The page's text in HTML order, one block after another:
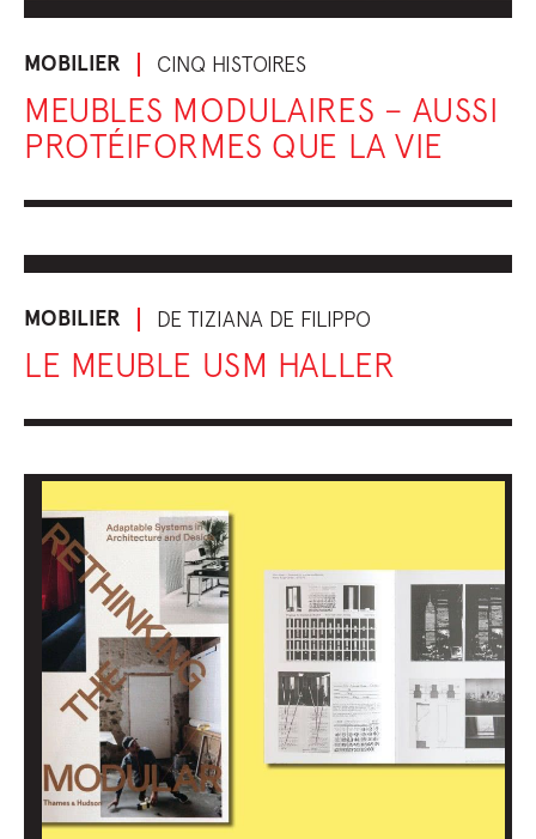
MOBILIER CINQ HISTOIRES
MEUBLES MODULAIRES – AUSSI
PROTÉIFORMES QUE LA VIE
MOBILIER DE TIZIANA DE FILIPPO
LE MEUBLE USM HALLER